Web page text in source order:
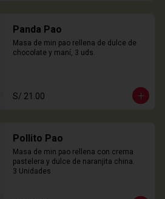
Panda Pao
Masa de min pao rellena de dulce de
chocolate y maní, 3 uds.
S/ 21.00
Pollito Pao
Masa de min pao rellena con crema
pastelera y dulce de naranjita china.
3 Unidades